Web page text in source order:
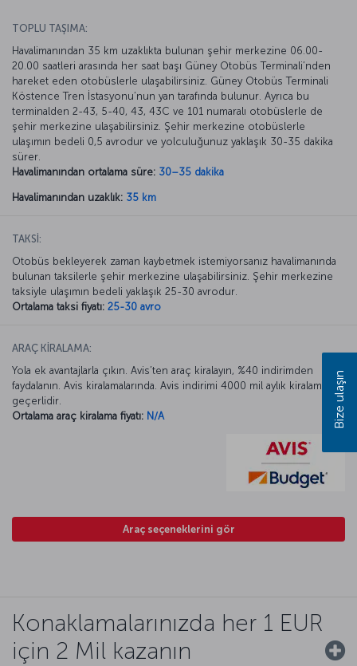
TOPLU TAŞIMA:
Havalimanından 35 km uzaklıkta bulunan şehir merkezine 06.00-
20.00 saatleri arasında her saat başı Güney Otobüs Terminali’nden
hareket eden otobüslerle ulaşabilirsiniz. Güney Otobüs Terminali
Köstence Tren İstasyonu’nun yan tarafında bulunur. Ayrıca bu
terminalden 2-43, 5-40, 43, 43C ve 101 numaralı otobüslerle de
şehir merkezine ulaşabilirsiniz. Şehir merkezine otobüslerle
ulaşımın bedeli 0,5 avrodur ve yolculuğunuz yaklaşık 30-35 dakika
sürer.
Havalimanından ortalama süre: 30–35 dakika
Havalimanından uzaklık: 35 km
TAKSİ:
Otobüs bekleyerek zaman kaybetmek istemiyorsanız havalimanında
bulunan taksilerle şehir merkezine ulaşabilirsiniz. Şehir merkezine
taksiyle ulaşımın bedeli yaklaşık 25-30 avrodur.
Ortalama taksi fiyatı: 25-30 avro
ARAÇ KİRALAMA:
Yola ek avantajlarla çıkın. Avis’ten araç kiralayın, %40 indirimden
faydalanın. Avis kiralamalarında. Avis indirimi 4000 mil aylık kiralamada
geçerlidir.
Ortalama araç kiralama fiyatı: N/A
Araç seçeneklerini gör
Konaklamalarınızda her 1 EUR
için 2 Mil kazanın
Bize ulaşın